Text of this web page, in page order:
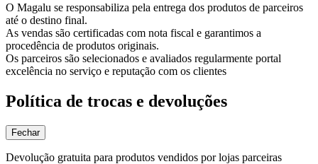
O Magalu se responsabiliza pela entrega dos produtos de parceiros
até o destino final.
As vendas são certificadas com nota fiscal e garantimos a
procedência de produtos originais.
Os parceiros são selecionados e avaliados regularmente portal
excelência no serviço e reputação com os clientes
Política de trocas e devoluções
Fechar
Devolução gratuita para produtos vendidos por lojas parceiras